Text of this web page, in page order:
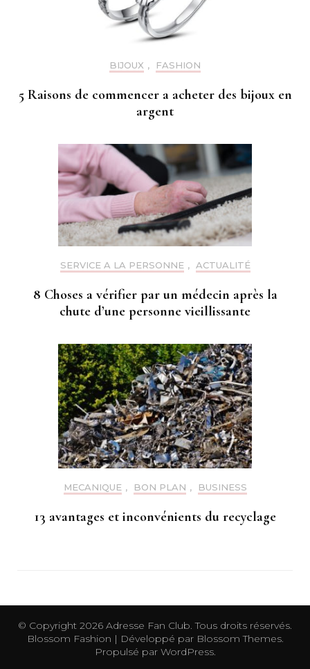
BIJOUX , FASHION
5 Raisons de commencer a acheter des bijoux en
argent
SERVICE A LA PERSONNE , ACTUALITÉ
8 Choses a vérifier par un médecin après la
chute d’une personne vieillissante
MECANIQUE , BON PLAN , BUSINESS
13 avantages et inconvénients du recyclage
© Copyright 2026 Adresse Fan Club. Tous droits réservés.
Blossom Fashion | Développé parBlossom Themes.
Propulsé par WordPress.